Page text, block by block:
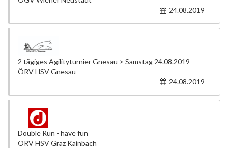
24.08.2019
2 tägiges Agilityturnier Gnesau > Samstag 24.08.2019
ÖRV HSV Gnesau
24.08.2019
Double Run - have fun
ÖRV HSV Graz Kainbach